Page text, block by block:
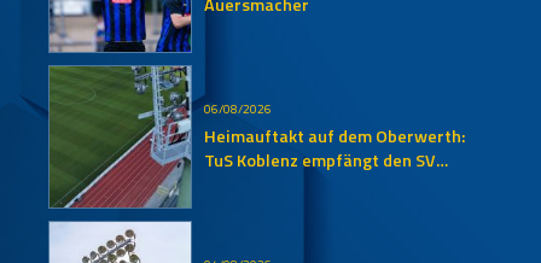
06/08/2026
Heimauftakt auf dem Oberwerth:
TuS Koblenz empfängt den SV